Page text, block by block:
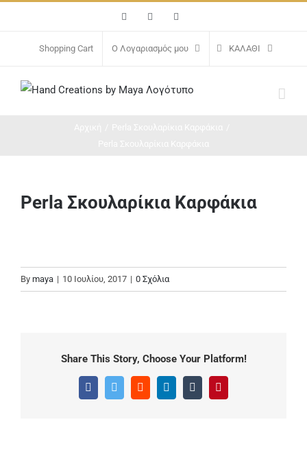
περιεχόμενο
FacebookInstagram
Shopping Cart Ο Λογαριασμός μου ΚΑΛΆΘΙ
Perla Σκουλαρίκια Καρφάκια
By maya | 10 Ιουλίου, 2017 | 0 Σχόλια
Share This Story, Choose Your Platform!
FacebookTwitter Reddit LinkedInTumblr